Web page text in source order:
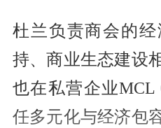
杜兰负责商会的
持、商业生态建设
也在私营企业MCL
任多元化与经济包